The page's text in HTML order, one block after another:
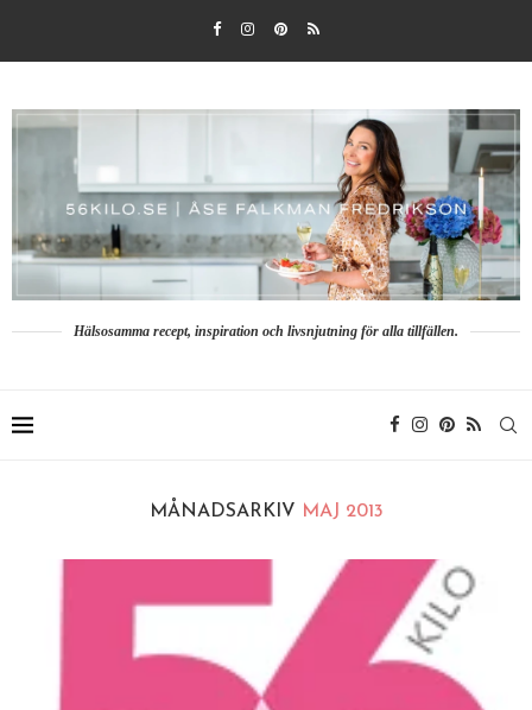
Hälsosamma recept, inspiration och livsnjutning för alla tillfällen.
MÅNADSARKIV MAJ 2013